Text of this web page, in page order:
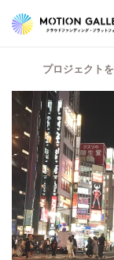
プロジェクト